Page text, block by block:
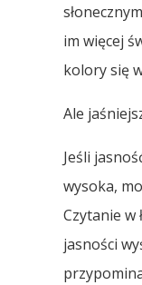
im więcej
kolory się
Ale
Jeśli
wysoka,
Czytanie w
jasności